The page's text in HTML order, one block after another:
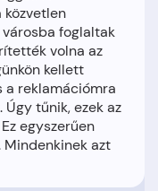
foglaltak
volna az
kellett
a reklamációmra
tűnik, ezek az
egyszerűen
azt